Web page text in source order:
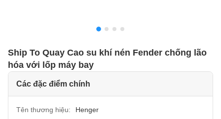
Ship To Quay Cao su khí nén Fender chống lão
hóa với lốp máy bay
Các đặc điểm chính
Tên thương hiệu:
Henger